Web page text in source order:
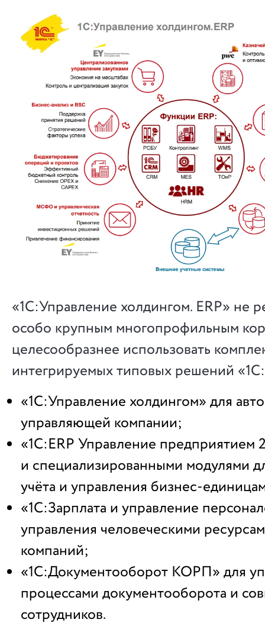
«1С:Управление холдингом. ERP» не
особо крупным многопрофильным
целесообразнее использовать
интегрируемых типовых решений
«1С:Управление холдингом» для
управляющей компании;
«1С:ERP Управление предприятием
и специализированными модулями
учёта и управления бизнес-
«1С:Зарплата и управление
управления человеческими
компаний;
«1С:Документооборот КОРП» для
процессами документооборота и
сотрудников.